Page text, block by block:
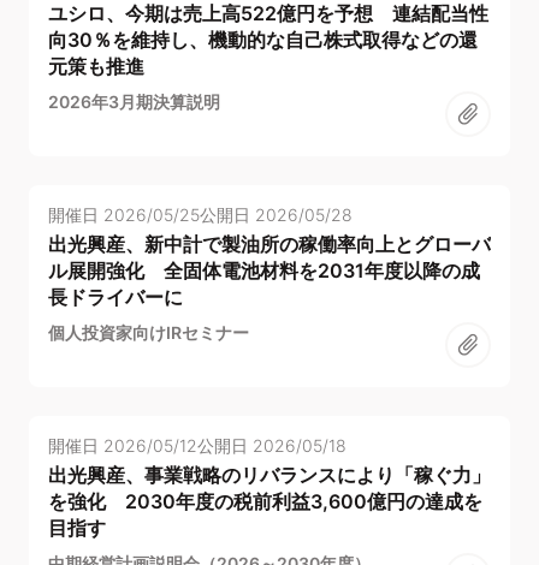
ユシロ、今期は売上高522億円を予想 連結配当性
向30％を維持し、機動的な自己株式取得などの還
元策も推進
2026年3月期決算説明
開催日 2026/05/25公開日 2026/05/28
出光興産、新中計で製油所の稼働率向上とグローバ
ル展開強化 全固体電池材料を2031年度以降の成
長ドライバーに
個人投資家向けIRセミナー
開催日 2026/05/12公開日 2026/05/18
出光興産、事業戦略のリバランスにより「稼ぐ力」
を強化 2030年度の税前利益3,600億円の達成を
目指す